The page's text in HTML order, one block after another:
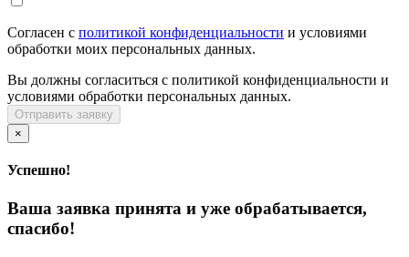
Согласен с политикой конфиденциальности и условиями
обработки моих персональных данных.
Вы должны согласиться с политикой конфиденциальности и
условиями обработки персональных данных.
Отправить заявку
×
Успешно!
Ваша заявка принята и уже обрабатывается,
спасибо!